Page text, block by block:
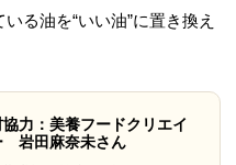
る油を“いい油”に置き換え
力：美養フードクリエイ
岩田麻奈未さん